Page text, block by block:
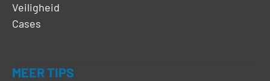
Veiligheid
Cases
MEER TIPS